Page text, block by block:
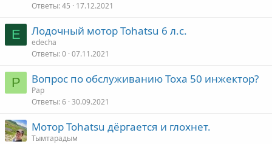
Ответы 45 17.12.2021
E Лодочный мотор Tohatsu 6 л.с.
edecha
Ответы 0 07.11.2021
P Вопрос по обслуживанию Тоха 50 инжектор?
Pap
Ответы 6 30.09.2021
Мотор Tohatsu дёргается и глохнет.
Тымтарадым